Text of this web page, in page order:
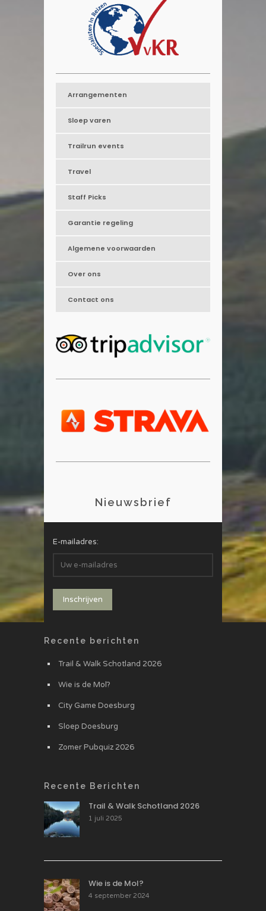
Arrangementen
Sloep varen
Trailrun events
Travel
Staff Picks
Garantie regeling
Algemene voorwaarden
Over ons
Contact ons
Nieuwsbrief
E-mailadres:
Recente berichten
Trail & Walk Schotland 2026
Wie is de Mol?
City Game Doesburg
Sloep Doesburg
Zomer Pubquiz 2026
Recente Berichten
Trail & Walk Schotland 2026
1 juli 2025
Wie is de Mol?
4 september 2024